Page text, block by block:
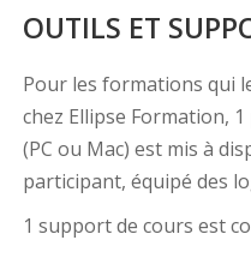
OUTILS ET
Pour les formations qui
chez Ellipse Formation,
(PC ou Mac) est mis à
participant, équipé des
1 support de cours est